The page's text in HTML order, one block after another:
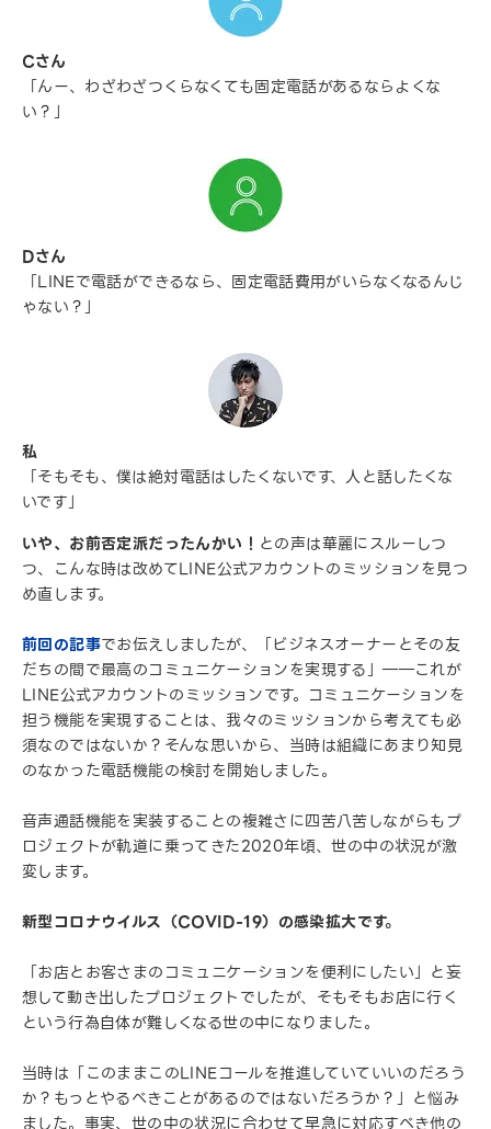
Cさん
「んー、わざわざつくらなくても固定電話があるならよくな
い？」
Dさん
「LINEで電話ができるなら、固定電話費用がいらなくなるんじ
ゃない？」
私
「そもそも、僕は絶対電話はしたくないです、人と話したくな
いです」
いや、お前否定派だったんかい！ との声は華麗にスルーしつ
つ、こんな時は改めてLINE公式アカウントのミッションを見つ
め直します。
前回の記事でお伝えしましたが、「ビジネスオーナーとその友
だちの間で最高のコミュニケーションを実現する」――これが
LINE公式アカウントのミッションです。コミュニケーションを
担う機能を実現することは、我々のミッションから考えても必
須なのではないか？そんな思いから、当時は組織にあまり知見
のなかった電話機能の検討を開始しました。
音声通話機能を実装することの複雑さに四苦八苦しながらもプ
ロジェクトが軌道に乗ってきた2020年頃、世の中の状況が激
変します。
新型コロナウイルス（COVID-19）の感染拡大です。
「お店とお客さまのコミュニケーションを便利にしたい」と妄
想して動き出したプロジェクトでしたが、そもそもお店に行く
という行為自体が難しくなる世の中になりました。
当時は「このままこのLINEコールを推進していていいのだろう
か？もっとやるべきことがあるのではないだろうか？」と悩み
ました。事実、世の中の状況に合わせて早急に対応すべき他の